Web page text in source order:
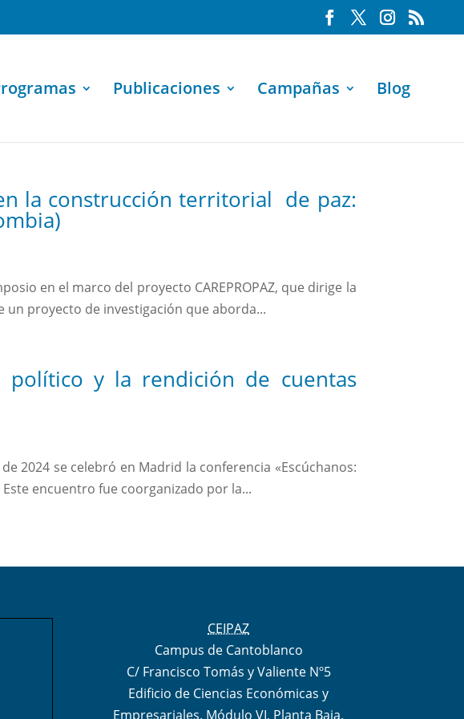
Publicaciones Campañas Blog
la construcción territorial de paz:
en el marco del proyecto CAREPROPAZ, que dirige la
un proyecto de investigación que aborda...
político y la rendición de cuentas
2024 se celebró en Madrid la conferencia «Escúchanos:
encuentro fue coorganizado por la...
CEIPAZ
Campus de Cantoblanco
C/ Francisco Tomás y Valiente Nº5
Edificio de Ciencias Económicas y
Empresariales. Módulo VI, Planta Baja.